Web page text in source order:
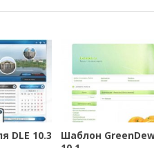
DLE 10.3
Шаблон